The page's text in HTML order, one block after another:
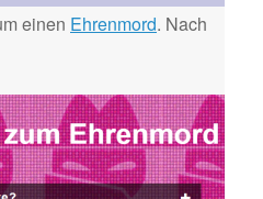
einen Ehrenmord. Nach